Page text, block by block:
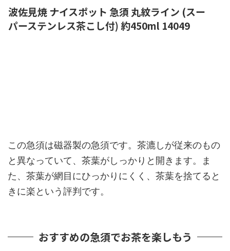
波佐見焼 ナイスポット 急須 丸紋ライン (スー
パーステンレス茶こし付) 約450ml 14049
この急須は磁器製の急須です。茶漉しが従来のもの
と異なっていて、茶葉がしっかりと開きます。ま
た、茶葉が網目にひっかりにくく、茶葉を捨てると
きに楽という評判です。
おすすめの急須でお茶を楽しもう